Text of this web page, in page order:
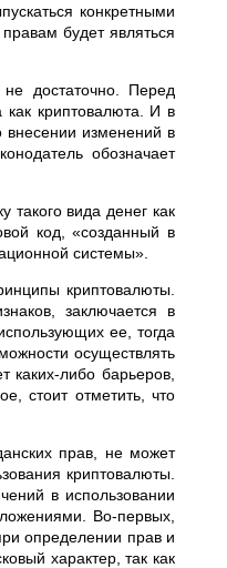
конкретными
будет являться
достаточно. Перед
как криптовалюта. И в
внесении изменений в
обозначает
такого вида денег как
код, «созданный в
системы».
криптовалюты.
заключается в
ее, тогда
осуществлять
каких-либо барьеров,
стоит отметить, что
прав, не может
криптовалюты.
в использовании
Во-первых,
определении прав и
характер, так как